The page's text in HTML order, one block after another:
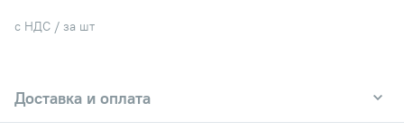
с НДС / за шт
Доставка и оплата